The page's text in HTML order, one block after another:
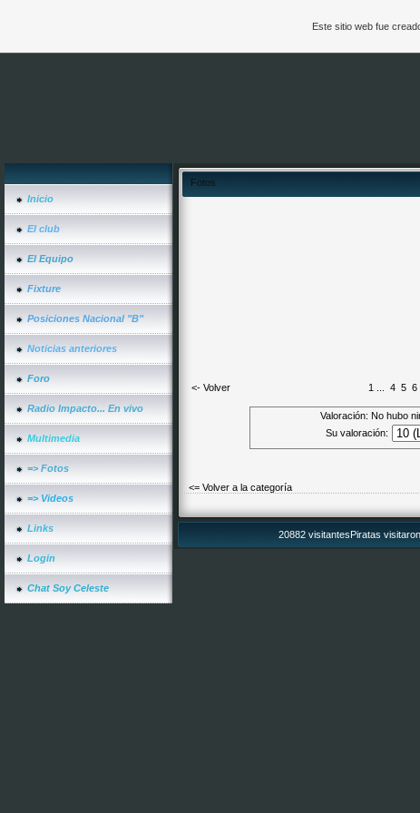
Inicio
El club
El Equipo
Fixture
Posiciones Nacional "B"
Noticias anteriores
Foro
Radio Impacto... En vivo
Multimedia
=> Fotos
=> Videos
Links
Login
Chat Soy Celeste
Fotos
<- Volver 1 4 5 6
Valoración: No hubo
Su valoración:
<= Volver a la categoría
20882 visitantesPiratas
Este sitio web fue